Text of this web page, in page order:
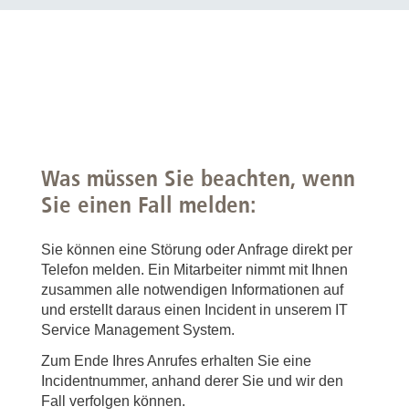
Was müssen Sie beachten, wenn
Sie einen Fall melden:
Sie können eine Störung oder Anfrage direkt per
Telefon melden. Ein Mitarbeiter nimmt mit Ihnen
zusammen alle notwendigen Informationen auf
und erstellt daraus einen Incident in unserem IT
Service Management System.
Zum Ende Ihres Anrufes erhalten Sie eine
Incidentnummer, anhand derer Sie und wir den
Fall verfolgen können.